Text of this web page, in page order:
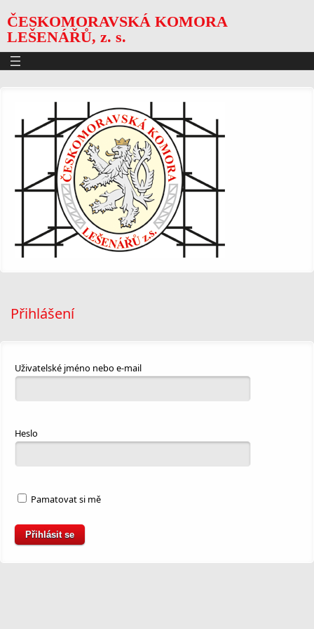
ČESKOMORAVSKÁ KOMORA
LEŠENÁŘŮ, z. s.
Přihlášení
Uživatelské jméno nebo e-mail
Heslo
Pamatovat si mě